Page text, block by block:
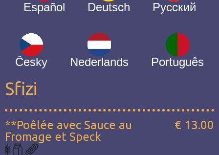
Español Deutsch Русский
Česky Nederlands Português
Sfizi
**Poêlée avec Sauce au
Fromage et Speck
€ 13.00